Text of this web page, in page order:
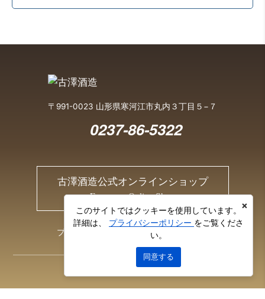
〒991-0023 山形県寒河江市丸内３丁目５−７
0237-86-5322
古澤酒造公式オンラインショップ
Furusawa Online Shop
プライバシーポリシー
© 2026 Furusawa Sake Brewery Co., Ltd.
このサイトではクッキーを使用しています。
詳細は、 プライバシーポリシー をご覧くださ
い。
同意する
×